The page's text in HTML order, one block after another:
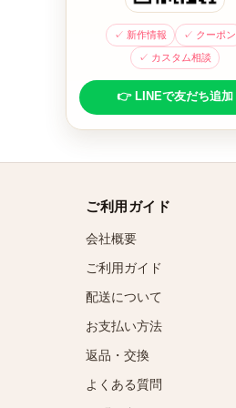
✓ 新作情報 ✓ クーポン
✓ カスタム相談
👉 LINEで友だち追加
ご利用ガイド
会社概要
ご利用ガイド
配送について
お支払い方法
返品・交換
よくある質問